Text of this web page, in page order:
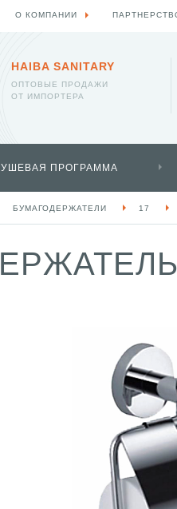
HAIBA SANITARY
ОПТОВЫЕ ПРОДАЖИ
ОТ ИМПОРТЕРА
ПРОГРАММА
БУМАГОДЕРЖАТЕЛИ 17
О КОМПАНИИ